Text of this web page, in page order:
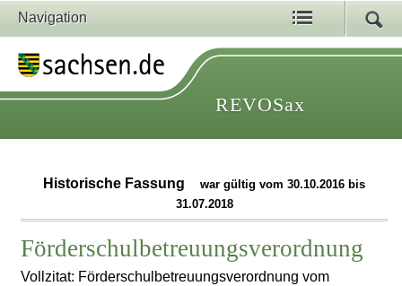
Navigation
REVOSax
Historische Fassung
war gültig vom 30.10.2016 bis
31.07.2018
Förderschulbetreuungsverordnung
Vollzitat: Förderschulbetreuungsverordnung vom